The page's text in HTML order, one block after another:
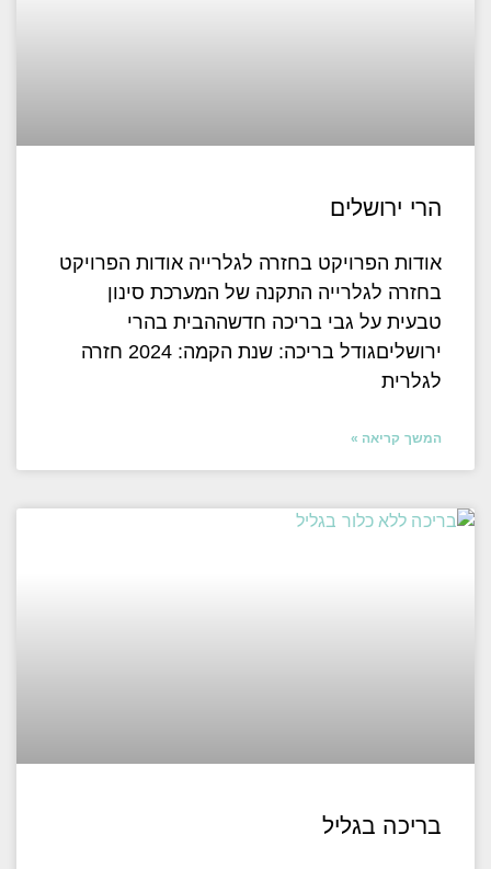
הרי ירושלים
אודות הפרויקט בחזרה לגלרייה אודות הפרויקט
בחזרה לגלרייה התקנה של המערכת סינון
טבעית על גבי בריכה חדשההבית בהרי
ירושליםגודל בריכה: שנת הקמה: 2024 חזרה
לגלרית
המשך קריאה »
בריכה בגליל